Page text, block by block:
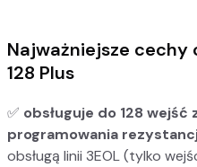
Najważniejsze
128 Plus
✅ obsługuje do 128 wejść
programowania
obsługą linii 3EOL (tylko